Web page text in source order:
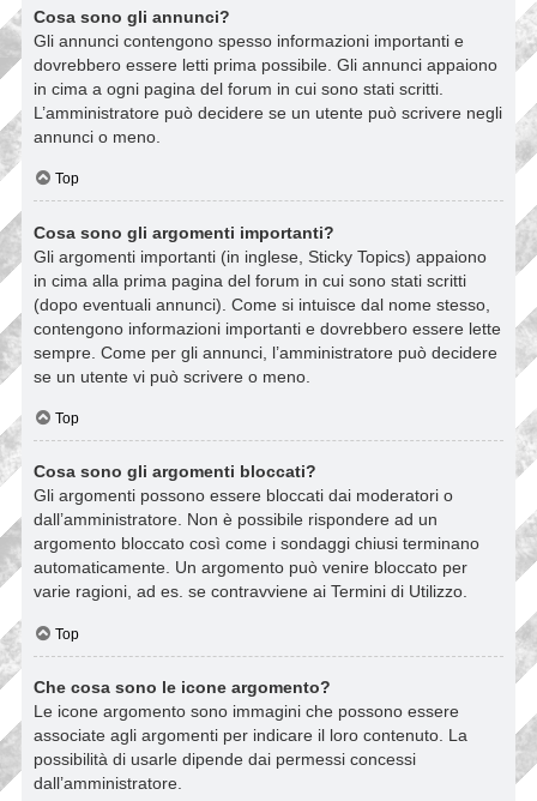
Cosa sono gli annunci?
Gli annunci contengono spesso informazioni importanti e
dovrebbero essere letti prima possibile. Gli annunci appaiono
in cima a ogni pagina del forum in cui sono stati scritti.
L’amministratore può decidere se un utente può scrivere negli
annunci o meno.
Top
Cosa sono gli argomenti importanti?
Gli argomenti importanti (in inglese, Sticky Topics) appaiono
in cima alla prima pagina del forum in cui sono stati scritti
(dopo eventuali annunci). Come si intuisce dal nome stesso,
contengono informazioni importanti e dovrebbero essere lette
sempre. Come per gli annunci, l’amministratore può decidere
se un utente vi può scrivere o meno.
Top
Cosa sono gli argomenti bloccati?
Gli argomenti possono essere bloccati dai moderatori o
dall’amministratore. Non è possibile rispondere ad un
argomento bloccato così come i sondaggi chiusi terminano
automaticamente. Un argomento può venire bloccato per
varie ragioni, ad es. se contravviene ai Termini di Utilizzo.
Top
Che cosa sono le icone argomento?
Le icone argomento sono immagini che possono essere
associate agli argomenti per indicare il loro contenuto. La
possibilità di usarle dipende dai permessi concessi
dall’amministratore.